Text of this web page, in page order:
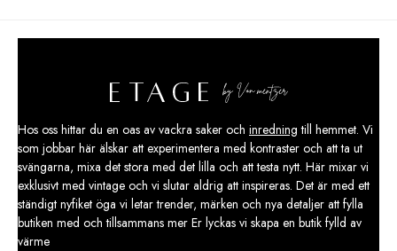
Hos oss hittar du en oas av vackra saker och inredning till hemmet. Vi
som jobbar här älskar att experimentera med kontraster och att ta ut
svängarna, mixa det stora med det lilla och att testa nytt. Här mixar vi
exklusivt med vintage och vi slutar aldrig att inspireras. Det är med ett
ständigt nyfiket öga vi letar trender, märken och nya detaljer att fylla
butiken med och tillsammans mer Er lyckas vi skapa en butik fylld av
värme